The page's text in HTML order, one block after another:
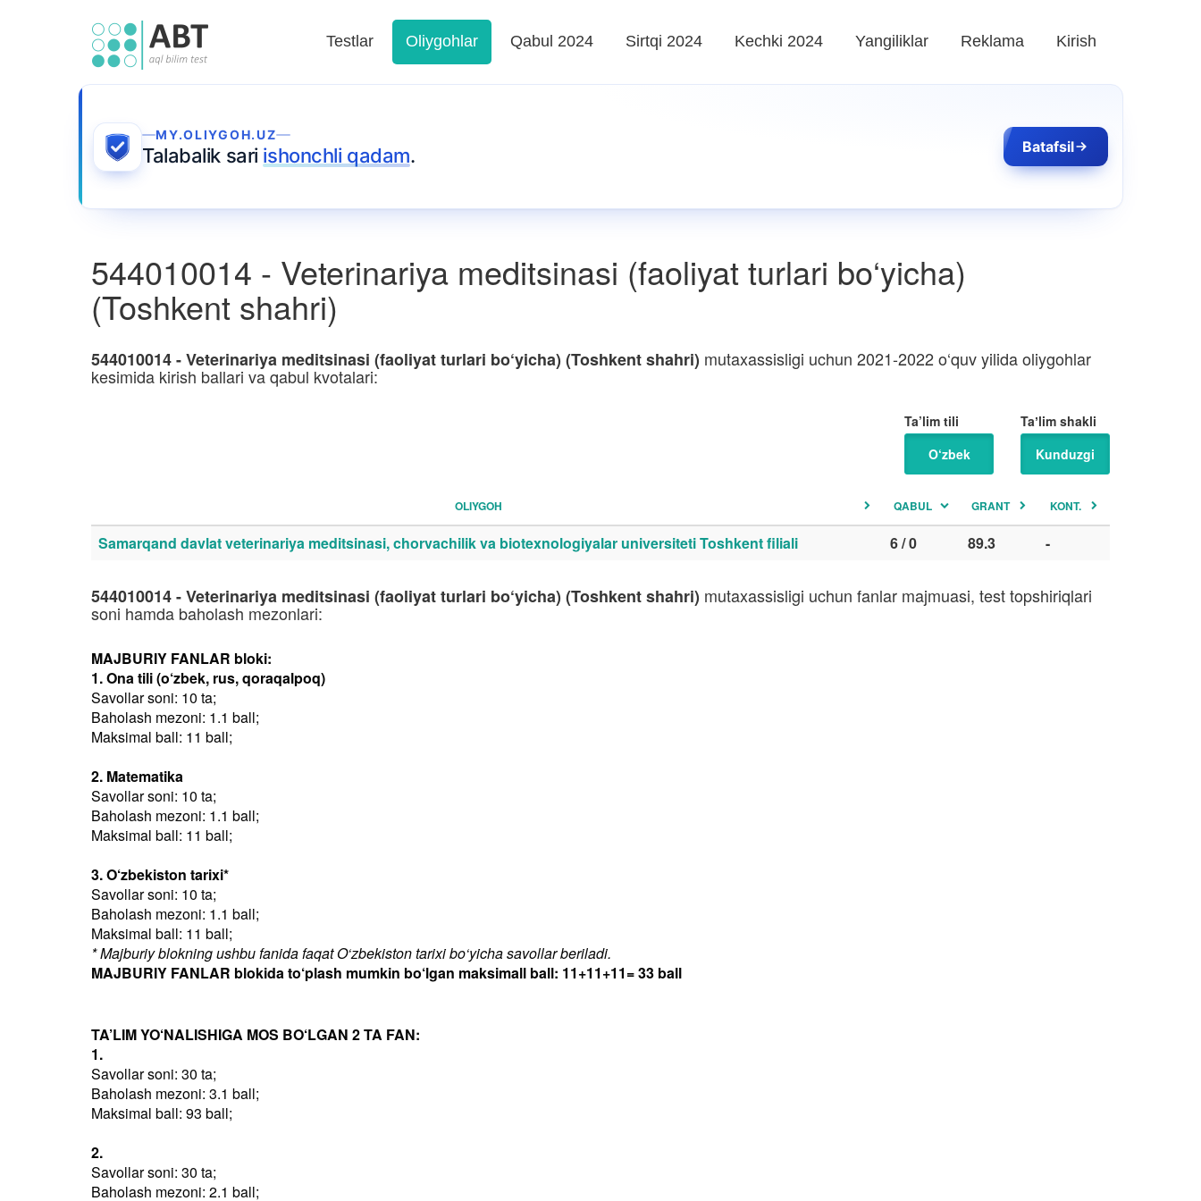
Testlar Oliygohlar Qabul 2024 Sirtqi 2024 Kechki 2024 Yangiliklar Reklama Kirish
MY.OLIYGOH.UZ
Talabalik sari ishonchli qadam. Batafsil
544010014 - Veterinariya meditsinasi (faoliyat turlari bo‘yicha)
(Toshkent shahri)
544010014 - Veterinariya meditsinasi (faoliyat turlari bo‘yicha) (Toshkent shahri) mutaxassisligi uchun 2021-2022 o‘quv yilida oliygohlar
kesimida kirish ballari va qabul kvotalari:
Taʼlim shakli
Kunduzgi
Ta’lim tili
O‘zbek
OLIYGOH QABUL GRANT KONT.
Samarqand davlat veterinariya meditsinasi, chorvachilik va biotexnologiyalar universiteti Toshkent filiali 6 / 0 89.3 -
544010014 - Veterinariya meditsinasi (faoliyat turlari bo‘yicha) (Toshkent shahri) mutaxassisligi uchun fanlar majmuasi, test topshiriqlari
soni hamda baholash mezonlari:
MAJBURIY FANLAR bloki:
1. Ona tili (o‘zbek, rus, qoraqalpoq)
Savollar soni: 10 ta;
Baholash mezoni: 1.1 ball;
Maksimal ball: 11 ball;
2. Matematika
Savollar soni: 10 ta;
Baholash mezoni: 1.1 ball;
Maksimal ball: 11 ball;
3. O‘zbekiston tarixi*
Savollar soni: 10 ta;
Baholash mezoni: 1.1 ball;
Maksimal ball: 11 ball;
* Majburiy blokning ushbu fanida faqat O‘zbekiston tarixi bo‘yicha savollar beriladi.
MAJBURIY FANLAR blokida to‘plash mumkin bo‘lgan maksimall ball: 11+11+11= 33 ball
TA’LIM YO‘NALISHIGA MOS BO‘LGAN 2 TA FAN:
1.
Savollar soni: 30 ta;
Baholash mezoni: 3.1 ball;
Maksimal ball: 93 ball;
2.
Savollar soni: 30 ta;
Baholash mezoni: 2.1 ball;